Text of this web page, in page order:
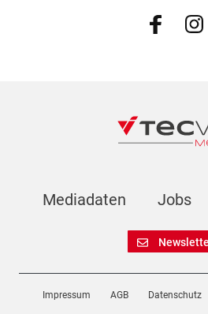
Mediadaten Jobs
Impressum AGB Datenschutz